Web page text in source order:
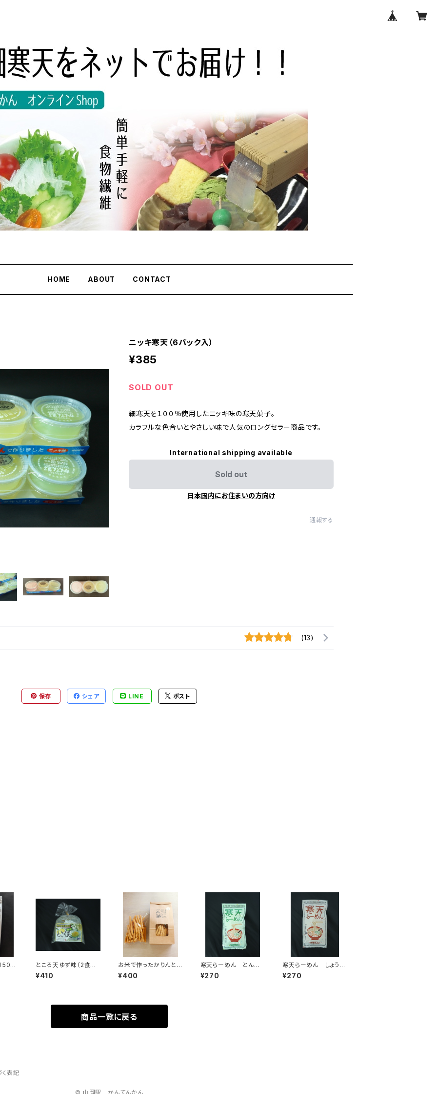
HOME ABOUT CONTACT
ニッキ寒天（6パック入）
¥385
SOLD OUT
細寒天を１００％使用したニッキ味の寒天菓子。
カラフルな色合いとやさしい味で人気のロングセラー商品です。
International shipping available
Sold out
日本国内にお住まいの方向け
通報する
(13)
保存 シェア LINE ポスト
500
ところ天ゆず味（2食入
り）
¥410
お米で作ったかりんとう
（白糖）
¥400
寒天らーめん とんこ
つ味（57カロリー）
¥270
寒天らーめん しょうゆ
味（31カロリー）
¥270
商品一覧に戻る
表記
© 山岡駅 かんてんかん